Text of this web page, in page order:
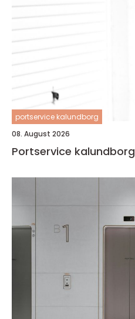
portservice kalundborg
08. August 2026
Portservice kalundborg